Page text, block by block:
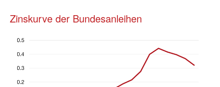
Zinskurve der Bundesanleihen